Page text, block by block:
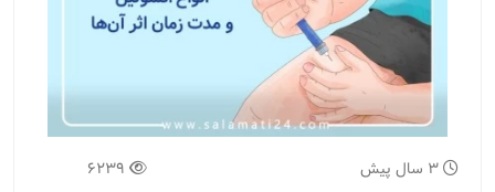
3 سال پیش 6239